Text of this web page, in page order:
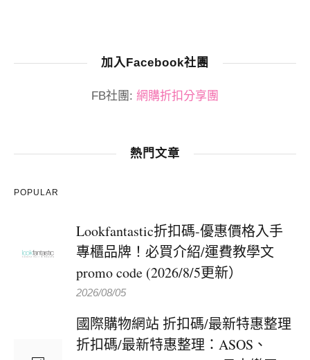
加入Facebook社團
FB社團: 網購折扣分享團
熱門文章
POPULAR
Lookfantastic折扣碼-優惠價格入手
專櫃品牌！必買介紹/運費教學文
promo code (2026/8/5更新）
2026/08/05
國際購物網站 折扣碼/最新特惠整理
折扣碼/最新特惠整理：ASOS、